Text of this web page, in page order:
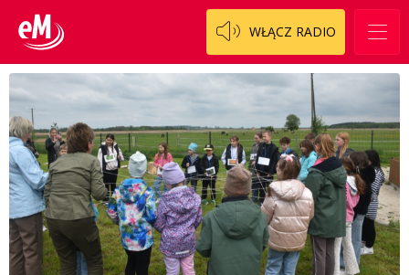
WŁĄCZ RADIO